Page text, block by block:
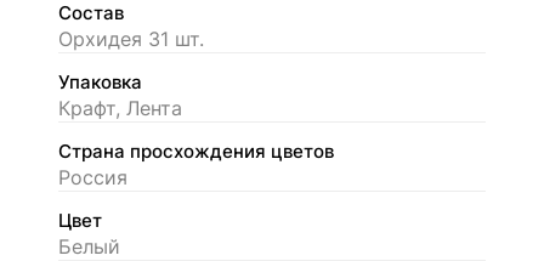
Состав
Орхидея 31 шт.
Упаковка
Крафт, Лента
Страна просхождения цветов
Россия
Цвет
Белый